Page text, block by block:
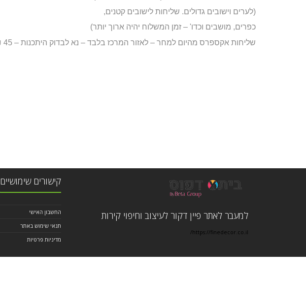
(לערים וישובים גדולים. שליחות לישובים קטנים,
כפרים, מושבים וכדו' – זמן המשלוח יהיה ארוך יותר)
שליחות אקספרס מהיום למחר – לאזור המרכז בלבד – נא לבדוק היתכנות – 45 ₪ (52.65 ₪ כולל מע"מ)
למעבר לאתר פיין דקור לעיצוב וחיפוי קירות
https://finedecor.co.il/
קישורים שימושיים
החשבון האישי
תנאי שימוש באתר
מדיניות פרטיות